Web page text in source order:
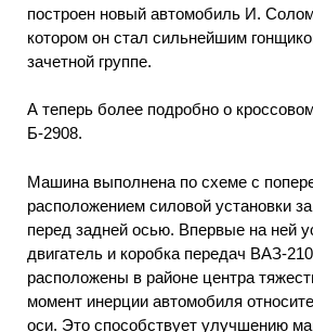
построен новый автомобиль И.
котором он стал сильнейшим
зачетной группе.
А теперь более подробно о
Б-2908.
Машина выполнена по схеме с
расположением силовой установки
перед задней осью. Впервые на ней
двигатель и коробка передач ВАЗ-
расположены в районе центра
момент инерции автомобиля
оси. Это способствует улучшению